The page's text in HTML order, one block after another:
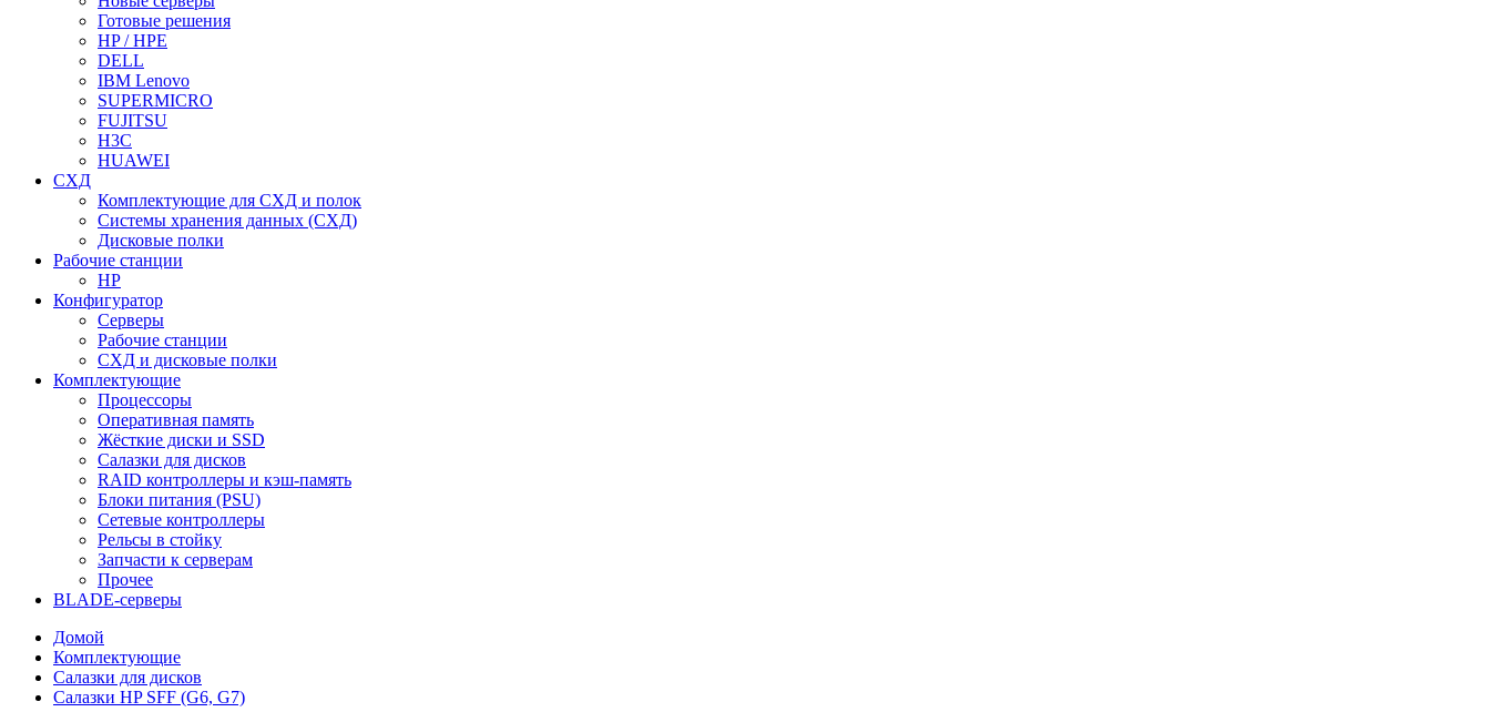
Готовые решения
HP / HPE
DELL
IBM Lenovo
SUPERMICRO
FUJITSU
H3C
HUAWEI
СХД
Комплектующие для СХД и полок
Системы хранения данных (СХД)
Дисковые полки
Рабочие станции
HP
Конфигуратор
Серверы
Рабочие станции
СХД и дисковые полки
Комплектующие
Процессоры
Оперативная память
Жёсткие диски и SSD
Салазки для дисков
RAID контроллеры и кэш-память
Блоки питания (PSU)
Сетевые контроллеры
Рельсы в стойку
Запчасти к серверам
Прочее
BLADE-серверы
Домой
Комплектующие
Салазки для дисков
Салазки HP SFF (G6, G7)